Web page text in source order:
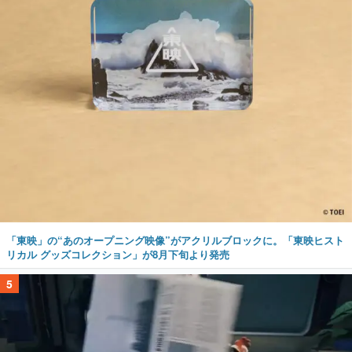
「東映」の“あのオープニング映像”がアクリルブロックに。「東映ヒスト
リカル グッズコレクション」が8月下旬より発売
5